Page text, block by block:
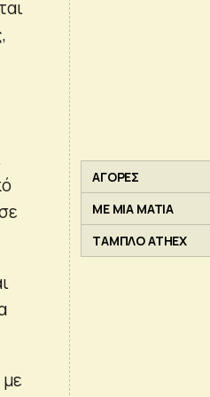
ΑΓΟΡΕΣ
ΜΕ ΜΙΑ ΜΑΤΙΑ
ΤΑΜΠΛΟ ATHEX